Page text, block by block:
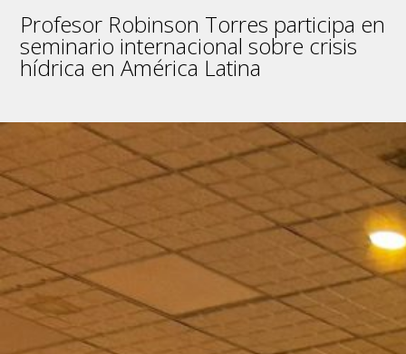
Profesor Robinson Torres participa en
seminario internacional sobre crisis
hídrica en América Latina